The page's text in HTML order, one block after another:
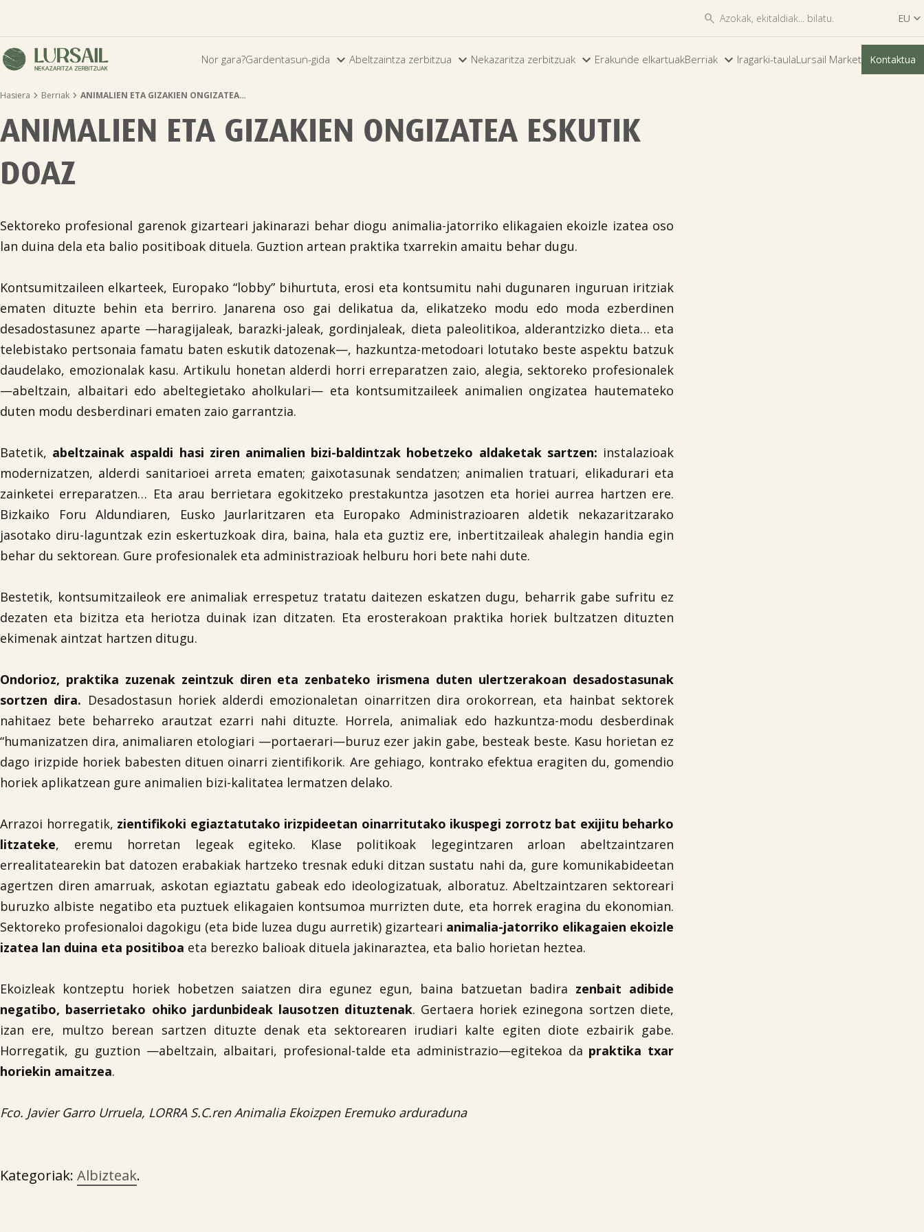
 EU 
ES
EU
Nor gara?Gardentasun-gida  Abeltzaintza zerbitzua  Nekazaritza zerbitzuak  Erakunde elkartuakBerriak  Iragarki-taulaLursail Market Kontaktua
Hasiera  Berriak  ANIMALIEN ETA GIZAKIEN ONGIZATEA…
ANIMALIEN ETA GIZAKIEN ONGIZATEA ESKUTIK
DOAZ
Sektoreko profesional garenok gizarteari jakinarazi behar diogu animalia-jatorriko elikagaien ekoizle izatea oso
lan duina dela eta balio positiboak dituela. Guztion artean praktika txarrekin amaitu behar dugu.
Kontsumitzaileen elkarteek, Europako “lobby” bihurtuta, erosi eta kontsumitu nahi dugunaren inguruan iritziak
ematen dituzte behin eta berriro. Janarena oso gai delikatua da, elikatzeko modu edo moda ezberdinen
desadostasunez aparte —haragijaleak, barazki-jaleak, gordinjaleak, dieta paleolitikoa, alderantzizko dieta… eta
telebistako pertsonaia famatu baten eskutik datozenak—, hazkuntza-metodoari lotutako beste aspektu batzuk
daudelako, emozionalak kasu. Artikulu honetan alderdi horri erreparatzen zaio, alegia, sektoreko profesionalek
—abeltzain, albaitari edo abeltegietako aholkulari— eta kontsumitzaileek animalien ongizatea hautemateko
duten modu desberdinari ematen zaio garrantzia.
Batetik, abeltzainak aspaldi hasi ziren animalien bizi-baldintzak hobetzeko aldaketak sartzen: instalazioak
modernizatzen, alderdi sanitarioei arreta ematen; gaixotasunak sendatzen; animalien tratuari, elikadurari eta
zainketei erreparatzen… Eta arau berrietara egokitzeko prestakuntza jasotzen eta horiei aurrea hartzen ere.
Bizkaiko Foru Aldundiaren, Eusko Jaurlaritzaren eta Europako Administrazioaren aldetik nekazaritzarako
jasotako diru-laguntzak ezin eskertuzkoak dira, baina, hala eta guztiz ere, inbertitzaileak ahalegin handia egin
behar du sektorean. Gure profesionalek eta administrazioak helburu hori bete nahi dute.
Bestetik, kontsumitzaileok ere animaliak errespetuz tratatu daitezen eskatzen dugu, beharrik gabe sufritu ez
dezaten eta bizitza eta heriotza duinak izan ditzaten. Eta erosterakoan praktika horiek bultzatzen dituzten
ekimenak aintzat hartzen ditugu.
Ondorioz, praktika zuzenak zeintzuk diren eta zenbateko irismena duten ulertzerakoan desadostasunak
sortzen dira. Desadostasun horiek alderdi emozionaletan oinarritzen dira orokorrean, eta hainbat sektorek
nahitaez bete beharreko arautzat ezarri nahi dituzte. Horrela, animaliak edo hazkuntza-modu desberdinak
“humanizatzen dira, animaliaren etologiari —portaerari—buruz ezer jakin gabe, besteak beste. Kasu horietan ez
dago irizpide horiek babesten dituen oinarri zientifikorik. Are gehiago, kontrako efektua eragiten du, gomendio
horiek aplikatzean gure animalien bizi-kalitatea lermatzen delako.
Arrazoi horregatik, zientifikoki egiaztatutako irizpideetan oinarritutako ikuspegi zorrotz bat exijitu beharko
litzateke, eremu horretan legeak egiteko. Klase politikoak legegintzaren arloan abeltzaintzaren
errealitatearekin bat datozen erabakiak hartzeko tresnak eduki ditzan sustatu nahi da, gure komunikabideetan
agertzen diren amarruak, askotan egiaztatu gabeak edo ideologizatuak, alboratuz. Abeltzaintzaren sektoreari
buruzko albiste negatibo eta puztuek elikagaien kontsumoa murrizten dute, eta horrek eragina du ekonomian.
Sektoreko profesionaloi dagokigu (eta bide luzea dugu aurretik) gizarteari animalia-jatorriko elikagaien ekoizle
izatea lan duina eta positiboa eta berezko balioak dituela jakinaraztea, eta balio horietan heztea.
Ekoizleak kontzeptu horiek hobetzen saiatzen dira egunez egun, baina batzuetan badira zenbait adibide
negatibo, baserrietako ohiko jardunbideak lausotzen dituztenak. Gertaera horiek ezinegona sortzen diete,
izan ere, multzo berean sartzen dituzte denak eta sektorearen irudiari kalte egiten diote ezbairik gabe.
Horregatik, gu guztion —abeltzain, albaitari, profesional-talde eta administrazio—egitekoa da praktika txar
horiekin amaitzea.
Fco. Javier Garro Urruela, LORRA S.C.ren Animalia Ekoizpen Eremuko arduraduna
Kategoriak: Albizteak.